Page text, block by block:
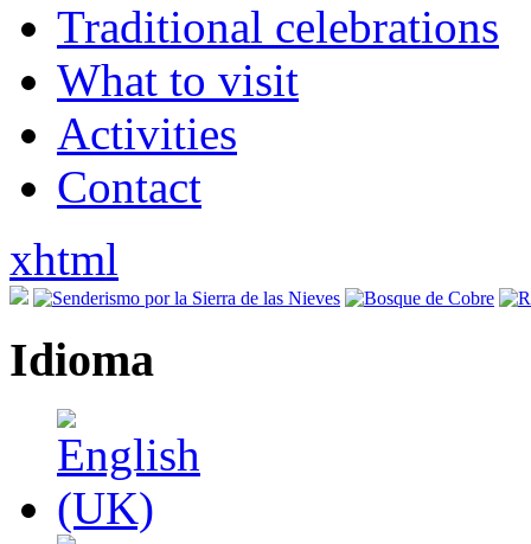
Traditional celebrations
What to visit
Activities
Contact
xhtml
Idioma